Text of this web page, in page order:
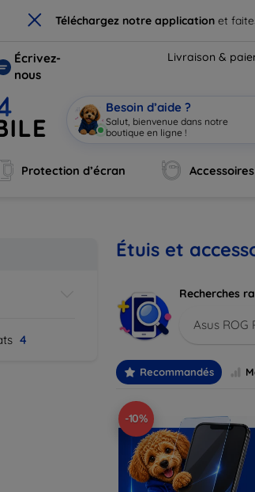
× Téléchargez notre application et
Écrivez-
nous
Livraison &
Besoin d’aide ?
Salut, bienvenue dans notre
boutique en ligne !
Protection d’écran Accessoires
4
Étuis et
Recherches
Asus ROG
Recommandés
-10%